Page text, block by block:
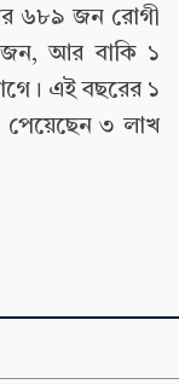
৬৮৯ জন রোগী
জন, আর বাকি ১
এই বছরের ১
পেয়েছেন ৩ লাখ